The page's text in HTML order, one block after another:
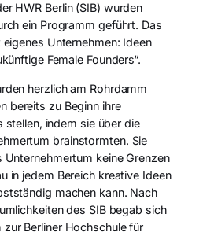
HWR Berlin (SIB) wurden
ein Programm geführt. Das
Unternehmen: Ideen
Female Founders“.
herzlich am Rohrdamm
bereits zu Beginn ihre
stellen, indem sie über die
brainstormten. Sie
keine Grenzen
in jedem Bereich kreative Ideen
machen kann. Nach
des SIB begab sich
Berliner Hochschule für